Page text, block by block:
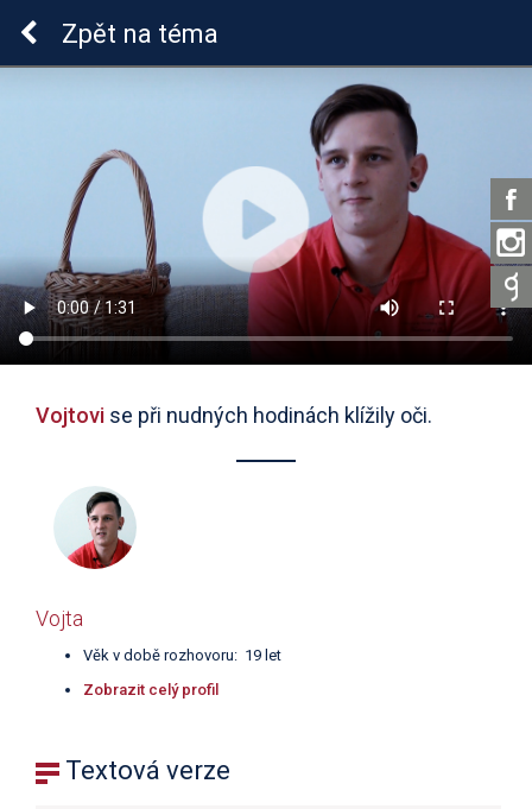
ADHD u dětí
Zpět na téma
Vojtovi se při nudných hodinách klížily oči.
Vojta
Věk v době rozhovoru: 19 let
Zobrazit celý profil
Textová verze